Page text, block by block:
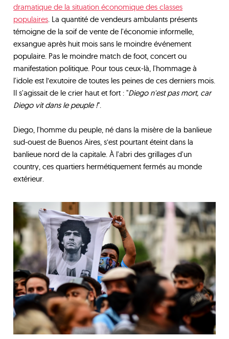
dramatique de la situation économique des classes
populaires. La quantité de vendeurs ambulants présents
témoigne de la soif de vente de l'économie informelle,
exsangue après huit mois sans le moindre événement
populaire. Pas le moindre match de foot, concert ou
manifestation politique. Pour tous ceux-là, l'hommage à
l'idole est l’exutoire de toutes les peines de ces derniers mois.
Il s'agissait de le crier haut et fort : "Diego n'est pas mort, car
Diego vit dans le peuple !".
Diego, l'homme du peuple, né dans la misère de la banlieue
sud-ouest de Buenos Aires, s’est pourtant éteint dans la
banlieue nord de la capitale. À l'abri des grillages d'un
country, ces quartiers hermétiquement fermés au monde
extérieur.